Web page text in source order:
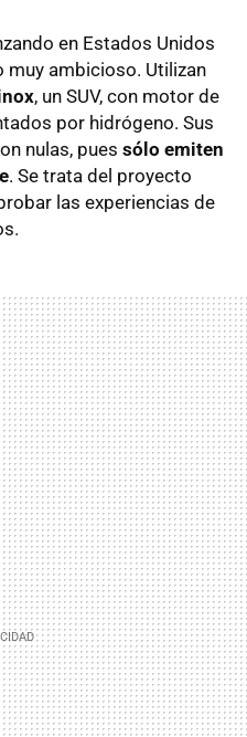
en Estados Unidos
muy ambicioso. Utilizan
, un SUV, con motor de
por hidrógeno. Sus
nulas, pues sólo emiten
. Se trata del proyecto
las experiencias de